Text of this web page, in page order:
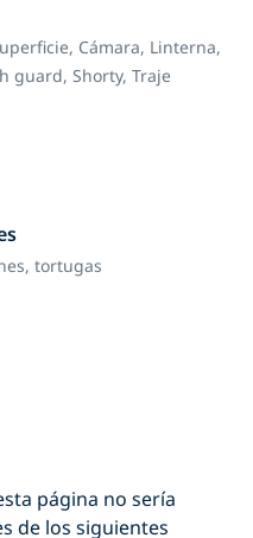
Cámara, Linterna,
guard, Shorty,Traje
tortugas
página no sería
de los siguientes